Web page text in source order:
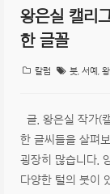
왕은실 캘리
한 글꼴
칼럼 붓 서예
글. 왕은실 작가(
한 글씨들을 살펴
굉장히 많습니다.
다양한 털의 붓이